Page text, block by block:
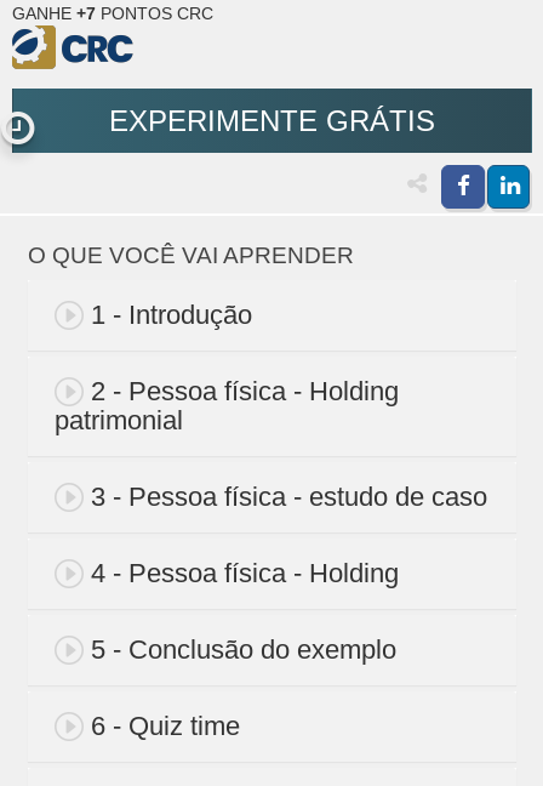
GANHE +7 PONTOS CRC
EXPERIMENTE GRÁTIS
O QUE VOCÊ VAI APRENDER
1 - Introdução
2 - Pessoa física - Holding
patrimonial
3 - Pessoa física - estudo de caso
4 - Pessoa física - Holding
5 - Conclusão do exemplo
6 - Quiz time